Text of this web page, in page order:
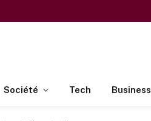
Société Tech Business